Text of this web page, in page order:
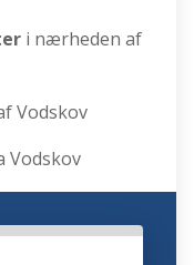
i nærheden af
Vodskov
Vodskov